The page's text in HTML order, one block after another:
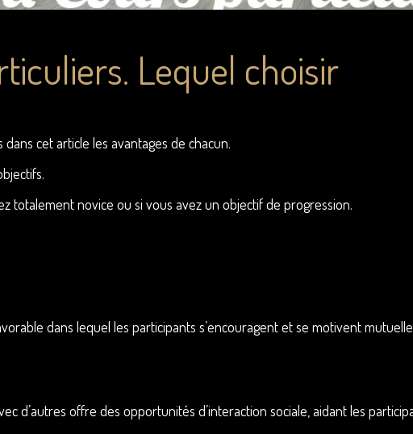
Lequel choisir
cet article les avantages de chacun.
totalement novice ou si vous avez un objectif de progression.
dans lequel les participants s’encouragent et se motivent
d’autres offre des opportunités d’interaction sociale, aidant les